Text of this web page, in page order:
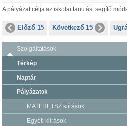
A pályázat célja az iskolai tanulást segítő
Előző 15 Következő 15
Szolgáltatások
Térkép
Naptár
Pályázatok
MATEHETSZ kiírások
Egyéb kiírások